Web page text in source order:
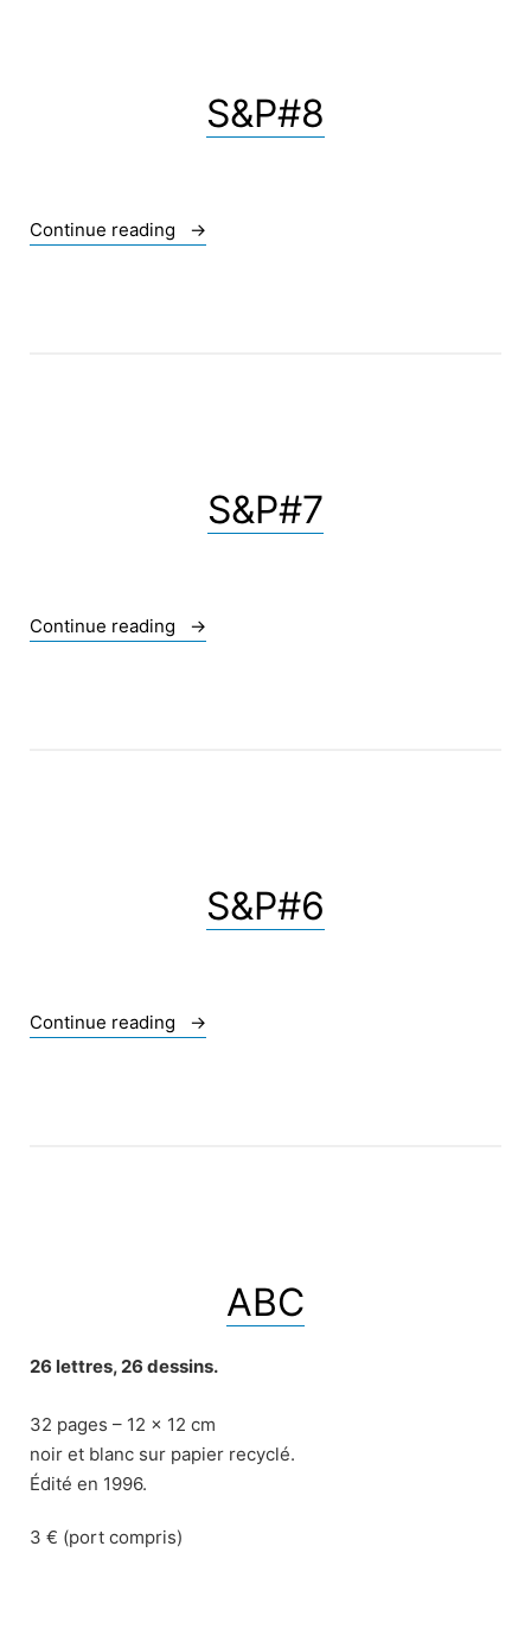
S&P#8
Continue reading « S&P#8 »
S&P#7
Continue reading « S&P#7 »
S&P#6
Continue reading « S&P#6 »
ABC
26 lettres, 26 dessins.
32 pages – 12 x 12 cm
noir et blanc sur papier recyclé.
Édité en 1996.
3 € (port compris)